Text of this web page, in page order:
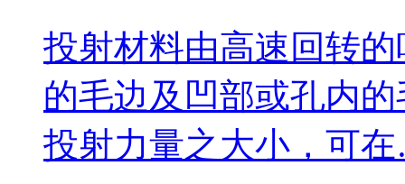
投射材料由高速回转
的毛边及凹部或孔内
投射力量之大小，可